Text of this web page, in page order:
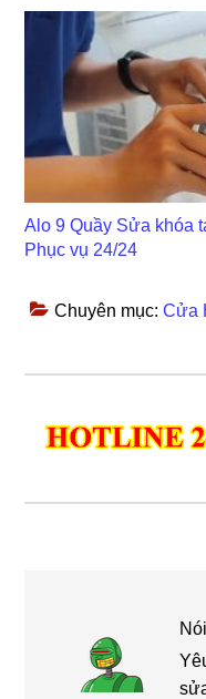
Alo 9 Quầy Sửa khóa
Phục vụ 24/24
Chuyên mục:Cửa